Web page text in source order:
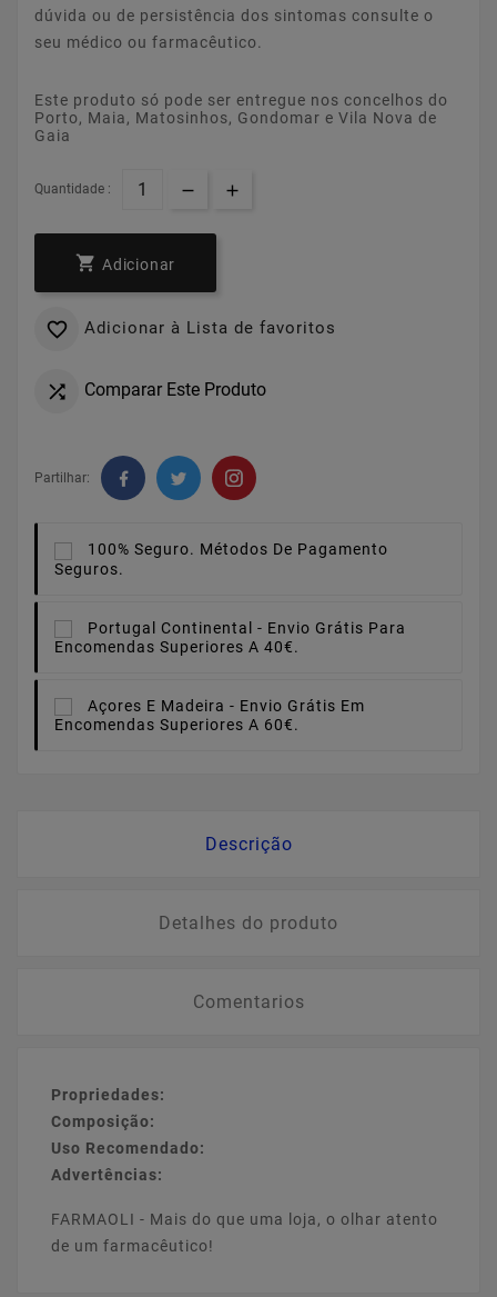
dúvida ou de persistência dos sintomas consulte o
seu médico ou farmacêutico.
Este produto só pode ser entregue nos concelhos do
Porto, Maia, Matosinhos, Gondomar e Vila Nova de
Gaia
Quantidade :
 Adicionar
 Adicionar à Lista de favoritos
 Comparar Este Produto
Partilhar:
100% Seguro. Métodos De Pagamento
Seguros.
Portugal Continental - Envio Grátis Para
Encomendas Superiores A 40€.
Açores E Madeira - Envio Grátis Em
Encomendas Superiores A 60€.
Descrição
Detalhes do produto
Comentarios
Propriedades:
Composição:
Uso Recomendado:
Advertências:
FARMAOLI - Mais do que uma loja, o olhar atento
de um farmacêutico!